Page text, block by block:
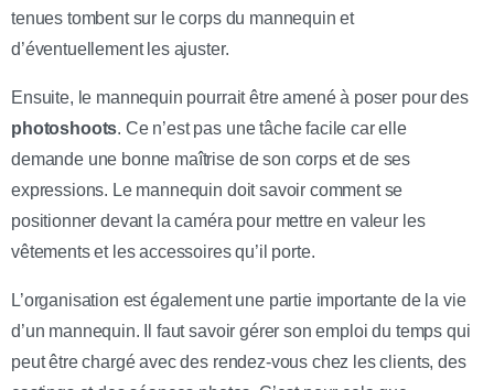
tenues tombent sur le corps du mannequin et
d’éventuellement les ajuster.
Ensuite, le mannequin pourrait être amené à poser pour des
photoshoots. Ce n’est pas une tâche facile car elle
demande une bonne maîtrise de son corps et de ses
expressions. Le mannequin doit savoir comment se
positionner devant la caméra pour mettre en valeur les
vêtements et les accessoires qu’il porte.
L’organisation est également une partie importante de la vie
d’un mannequin. Il faut savoir gérer son emploi du temps qui
peut être chargé avec des rendez-vous chez les clients, des